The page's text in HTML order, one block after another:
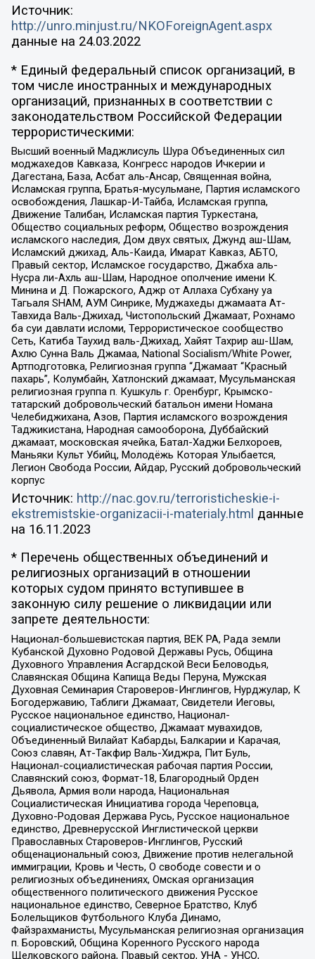
Источник:
http://unro.minjust.ru/NKOForeignAgent.aspx
данные на 24.03.2022
* Единый федеральный список организаций, в
том числе иностранных и международных
организаций, признанных в соответствии с
законодательством Российской Федерации
террористическими:
Высший военный Маджлисуль Шура Объединенных сил
моджахедов Кавказа, Конгресс народов Ичкерии и
Дагестана, База, Асбат аль-Ансар, Священная война,
Исламская группа, Братья-мусульмане, Партия исламского
освобождения, Лашкар-И-Тайба, Исламская группа,
Движение Талибан, Исламская партия Туркестана,
Общество социальных реформ, Общество возрождения
исламского наследия, Дом двух святых, Джунд аш-Шам,
Исламский джихад, Аль-Каида, Имарат Кавказ, АБТО,
Правый сектор, Исламское государство, Джабха аль-
Нусра ли-Ахль аш-Шам, Народное ополчение имени К.
Минина и Д. Пожарского, Аджр от Аллаха Субхану уа
Тагьаля SHAM, АУМ Синрике, Муджахеды джамаата Ат-
Тавхида Валь-Джихад, Чистопольский Джамаат, Рохнамо
ба суи давлати исломи, Террористическое сообщество
Сеть, Катиба Таухид валь-Джихад, Хайят Тахрир аш-Шам,
Ахлю Сунна Валь Джамаа, National Socialism/White Power,
Артподготовка, Религиозная группа “Джамаат “Красный
пахарь”, Колумбайн, Хатлонский джамаат, Мусульманская
религиозная группа п. Кушкуль г. Оренбург, Крымско-
татарский добровольческий батальон имени Номана
Челебиджихана, Азов, Партия исламского возрождения
Таджикистана, Народная самооборона, Дуббайский
джамаат, московская ячейка, Батал-Хаджи Белхороев,
Маньяки Культ Убийц, Молодёжь Которая Улыбается,
Легион Свобода России, Айдар, Русский добровольческий
корпус
Источник: http://nac.gov.ru/terroristicheskie-i-
ekstremistskie-organizacii-i-materialy.html данные
на 16.11.2023
* Перечень общественных объединений и
религиозных организаций в отношении
которых судом принято вступившее в
законную силу решение о ликвидации или
запрете деятельности:
Национал-большевистская партия, ВЕК РА, Рада земли
Кубанской Духовно Родовой Державы Русь, Община
Духовного Управления Асгардской Веси Беловодья,
Славянская Община Капища Веды Перуна, Мужская
Духовная Семинария Староверов-Инглингов, Нурджулар, К
Богодержавию, Таблиги Джамаат, Свидетели Иеговы,
Русское национальное единство, Национал-
социалистическое общество, Джамаат мувахидов,
Объединенный Вилайат Кабарды, Балкарии и Карачая,
Союз славян, Ат-Такфир Валь-Хиджра, Пит Буль,
Национал-социалистическая рабочая партия России,
Славянский союз, Формат-18, Благородный Орден
Дьявола, Армия воли народа, Национальная
Социалистическая Инициатива города Череповца,
Духовно-Родовая Держава Русь, Русское национальное
единство, Древнерусской Инглистической церкви
Православных Староверов-Инглингов, Русский
общенациональный союз, Движение против нелегальной
иммиграции, Кровь и Честь, О свободе совести и о
религиозных объединениях, Омская организация
общественного политического движения Русское
национальное единство, Северное Братство, Клуб
Болельщиков Футбольного Клуба Динамо,
Файзрахманисты, Мусульманская религиозная организация
п. Боровский, Община Коренного Русского народа
Щелковского района, Правый сектор, УНА - УНСО,